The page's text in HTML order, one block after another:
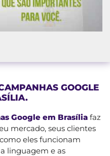
GOOGLE
Google em Brasília faz
mercado, seus clientes
eles funcionam
linguagem e as